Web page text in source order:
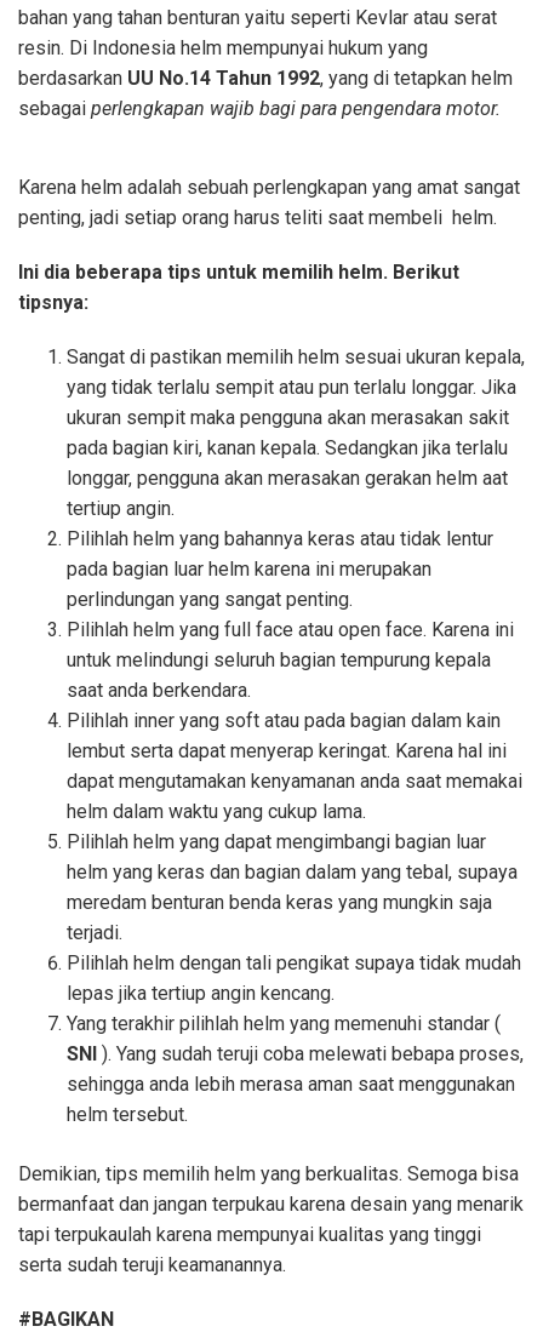
bahan yang tahan benturan yaitu seperti Kevlar atau serat
resin. Di Indonesia helm mempunyai hukum yang
berdasarkan UU No.14 Tahun 1992, yang di tetapkan helm
sebagai perlengkapan wajib bagi para pengendara motor.
Karena helm adalah sebuah perlengkapan yang amat sangat
penting, jadi setiap orang harus teliti saat membeli helm.
Ini dia beberapa tips untuk memilih helm. Berikut
tipsnya:
Sangat di pastikan memilih helm sesuai ukuran kepala,
yang tidak terlalu sempit atau pun terlalu longgar. Jika
ukuran sempit maka pengguna akan merasakan sakit
pada bagian kiri, kanan kepala. Sedangkan jika terlalu
longgar, pengguna akan merasakan gerakan helm aat
tertiup angin.
Pilihlah helm yang bahannya keras atau tidak lentur
pada bagian luar helm karena ini merupakan
perlindungan yang sangat penting.
Pilihlah helm yang full face atau open face. Karena ini
untuk melindungi seluruh bagian tempurung kepala
saat anda berkendara.
Pilihlah inner yang soft atau pada bagian dalam kain
lembut serta dapat menyerap keringat. Karena hal ini
dapat mengutamakan kenyamanan anda saat memakai
helm dalam waktu yang cukup lama.
Pilihlah helm yang dapat mengimbangi bagian luar
helm yang keras dan bagian dalam yang tebal, supaya
meredam benturan benda keras yang mungkin saja
terjadi.
Pilihlah helm dengan tali pengikat supaya tidak mudah
lepas jika tertiup angin kencang.
Yang terakhir pilihlah helm yang memenuhi standar (
SNI ). Yang sudah teruji coba melewati bebapa proses,
sehingga anda lebih merasa aman saat menggunakan
helm tersebut.
Demikian, tips memilih helm yang berkualitas. Semoga bisa
bermanfaat dan jangan terpukau karena desain yang menarik
tapi terpukaulah karena mempunyai kualitas yang tinggi
serta sudah teruji keamanannya.
#BAGIKAN